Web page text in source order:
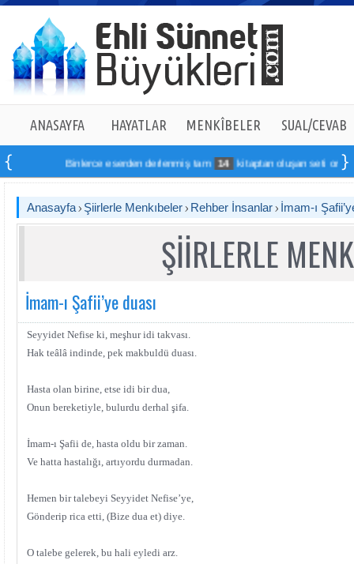
ANASAYFA HAYATLAR MENKÎBELER SUAL/CEVAB
Binlerce eserden derlenmiş tam 14 kitaptan oluşan seti online
Anasayfa Şiirlerle Menkıbeler Rehber İnsanlar İmam-ı
ŞİİRLERLE
İmam-ı Şafii’ye duası
Seyyidet Nefise ki, meşhur idi takvası.
Hak teâlâ indinde, pek makbuldü duası.
Hasta olan birine, etse idi bir dua,
Onun bereketiyle, bulurdu derhal şifa.
İmam-ı Şafii de, hasta oldu bir zaman.
Ve hatta hastalığı, artıyordu durmadan.
Hemen bir talebeyi Seyyidet Nefise’ye,
Gönderip rica etti, (Bize dua et) diye.
O talebe gelerek, bu hali eyledi arz.